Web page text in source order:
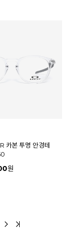
카본 투명 안경테
원